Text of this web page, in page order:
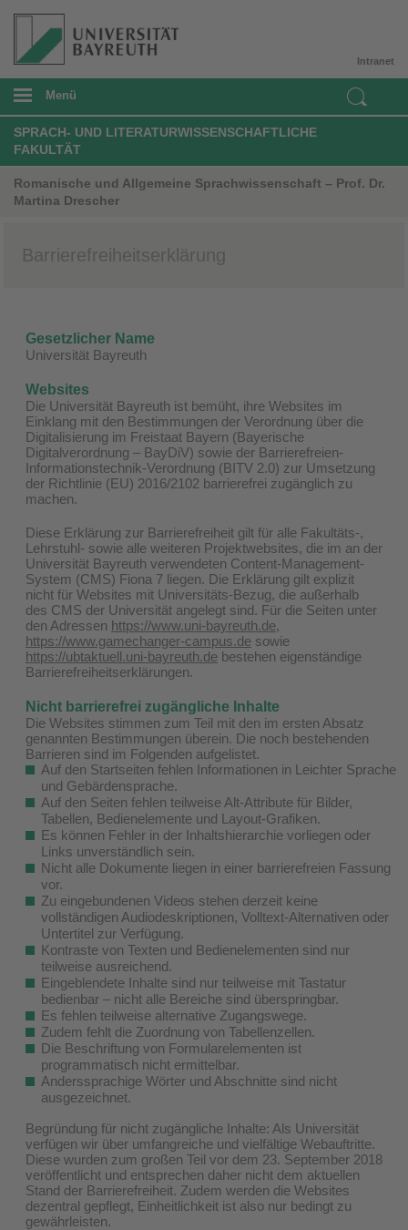
Intranet
Menü
SPRACH- UND LITERATURWISSENSCHAFTLICHE
FAKULTÄT
Romanische und Allgemeine Sprachwissenschaft – Prof. Dr.
Martina Drescher
Barrierefreiheitserklärung
Gesetzlicher Name
Universität Bayreuth
Websites
Die Universität Bayreuth ist bemüht, ihre Websites im
Einklang mit den Bestimmungen der Verordnung über die
Digitalisierung im Freistaat Bayern (Bayerische
Digitalverordnung – BayDiV) sowie der Barrierefreien-
Informationstechnik-Verordnung (BITV 2.0) zur Umsetzung
der Richtlinie (EU) 2016/2102 barrierefrei zugänglich zu
machen.
Diese Erklärung zur Barrierefreiheit gilt für alle Fakultäts-,
Lehrstuhl- sowie alle weiteren Projektwebsites, die im an der
Universität Bayreuth verwendeten Content-Management-
System (CMS) Fiona 7 liegen. Die Erklärung gilt explizit
nicht für Websites mit Universitäts-Bezug, die außerhalb
des CMS der Universität angelegt sind. Für die Seiten unter
den Adressen https://www.uni-bayreuth.de,
https://www.gamechanger-campus.de sowie
https://ubtaktuell.uni-bayreuth.de bestehen eigenständige
Barrierefreiheitserklärungen.
Nicht barrierefrei zugängliche Inhalte
Die Websites stimmen zum Teil mit den im ersten Absatz
genannten Bestimmungen überein. Die noch bestehenden
Barrieren sind im Folgenden aufgelistet.
Auf den Startseiten fehlen Informationen in Leichter Sprache
und Gebärdensprache.
Auf den Seiten fehlen teilweise Alt-Attribute für Bilder,
Tabellen, Bedienelemente und Layout-Grafiken.
Es können Fehler in der Inhaltshierarchie vorliegen oder
Links unverständlich sein.
Nicht alle Dokumente liegen in einer barrierefreien Fassung
vor.
Zu eingebundenen Videos stehen derzeit keine
vollständigen Audiodeskriptionen, Volltext-Alternativen oder
Untertitel zur Verfügung.
Kontraste von Texten und Bedienelementen sind nur
teilweise ausreichend.
Eingeblendete Inhalte sind nur teilweise mit Tastatur
bedienbar – nicht alle Bereiche sind überspringbar.
Es fehlen teilweise alternative Zugangswege.
Zudem fehlt die Zuordnung von Tabellenzellen.
Die Beschriftung von Formularelementen ist
programmatisch nicht ermittelbar.
Anderssprachige Wörter und Abschnitte sind nicht
ausgezeichnet.
Begründung für nicht zugängliche Inhalte: Als Universität
verfügen wir über umfangreiche und vielfältige Webauftritte.
Diese wurden zum großen Teil vor dem 23. September 2018
veröffentlicht und entsprechen daher nicht dem aktuellen
Stand der Barrierefreiheit. Zudem werden die Websites
dezentral gepflegt, Einheitlichkeit ist also nur bedingt zu
gewährleisten.